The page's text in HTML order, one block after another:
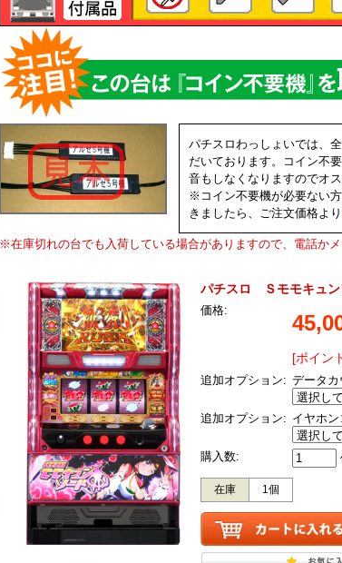
パチスロわっしょいでは、
だいております。コイン不
音もしなくなりますのでオ
※コイン不要機が必要ない
きましたら、ご注文価格より
※在庫切れの台でも入荷している場合がありますので、電話かメ
パチスロ Ｓモモキュン
価格:
[ポイン
追加オプション: データカ
追加オプション: イヤホン
購入数:
在庫 1個